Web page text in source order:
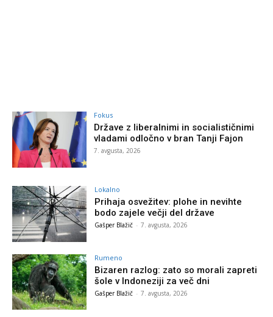
Fokus
Države z liberalnimi in socialističnimi
vladami odločno v bran Tanji Fajon
7. avgusta, 2026
Lokalno
Prihaja osvežitev: plohe in nevihte
bodo zajele večji del države
Gašper Blažič - 7. avgusta, 2026
Rumeno
Bizaren razlog: zato so morali zapreti
šole v Indoneziji za več dni
Gašper Blažič - 7. avgusta, 2026